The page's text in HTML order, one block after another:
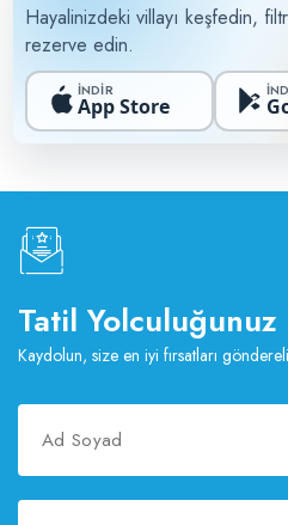
Hayalinizdeki villayı keşfedin,
rezerve edin.
İNDİR
App Store
Tatil Yolculuğunuz
Kaydolun, size en iyi fırsatları